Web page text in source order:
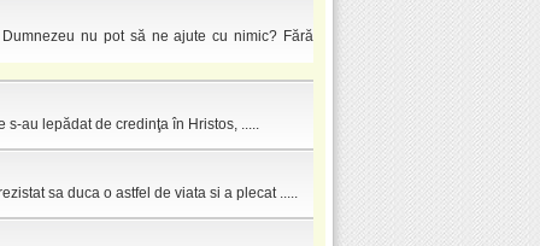
nu pot să ne ajute cu nimic? Fără
au lepădat de credinţa în Hristos, .....
sa duca o astfel de viata si a plecat .....